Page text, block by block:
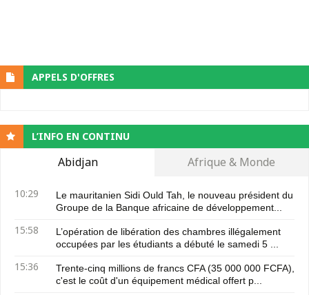
APPELS D'OFFRES
L’INFO EN CONTINU
Abidjan Afrique & Monde
10:29
Le mauritanien Sidi Ould Tah, le nouveau président du
Groupe de la Banque africaine de développement...
15:58
L’opération de libération des chambres illégalement
occupées par les étudiants a débuté le samedi 5 ...
15:36
Trente-cinq millions de francs CFA (35 000 000 FCFA),
c'est le coût d'un équipement médical offert p...